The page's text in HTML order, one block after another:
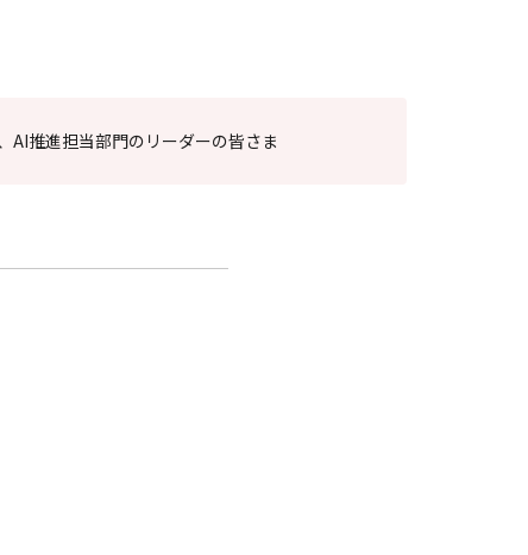
AI推進担当部門のリーダーの皆さま